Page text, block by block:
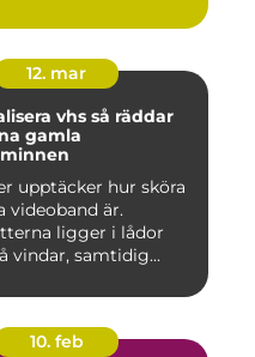
12. mar
vhs så räddar
gamla
upptäcker hur sköra
videoband är.
ligger i lådor
vindar, samtidig...
10. feb